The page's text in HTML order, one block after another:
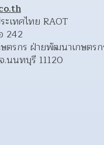
ะเทศไทย RAOT
242
ตรกร ฝ่ายพัฒนาเกษตร
.นนทบุรี 11120